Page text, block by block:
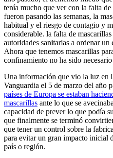
tenía mucho que ver con la falta
fueron pasando las semanas, la
habitual y el riesgo de contagio y
considerable. la falta de
autoridades sanitarias a ordenar
Ahora que tenemos mascarillas
confinamiento no ha sido
Una información que vio la luz en
Vanguardia el 5 de marzo del año
países de Europa se estaban
mascarillas ante lo que se
capacidad de prever lo que podía
que finalmente se terminó
que tener un control sobre la
para evitar un gran impacto inicial
país o región.